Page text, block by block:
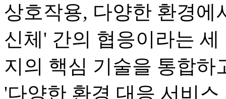
상호작용, 다양한 환경에
신체' 간의 협응이라는
지의 핵심 기술을 통합하
'다양한 환경 대응 서비